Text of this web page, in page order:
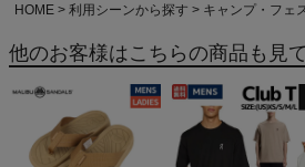
HOME
利用シーンから探す キャンプ・フェ
他のお客様はこちらの商品も見